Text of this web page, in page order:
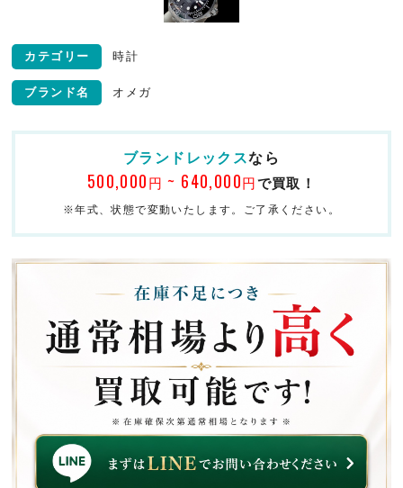
カテゴリー 時計
ブランド名 オメガ
ブランドレックスなら
500,000 円 ~ 640,000円で買取！
※年式、状態で変動いたします。ご了承ください。